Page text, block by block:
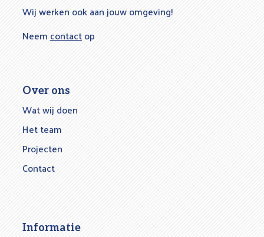
Wij werken ook aan jouw omgeving!
Neemcontactop
Over ons
Wat wij doen
Het team
Projecten
Contact
Informatie